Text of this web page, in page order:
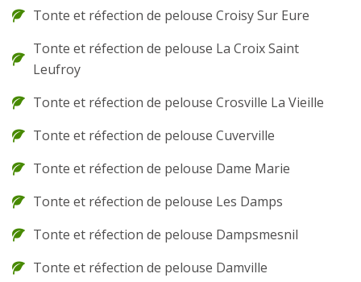
Tonte et réfection de pelouse Croisy Sur Eure
Tonte et réfection de pelouse La Croix Saint
Leufroy
Tonte et réfection de pelouse Crosville La Vieille
Tonte et réfection de pelouse Cuverville
Tonte et réfection de pelouse Dame Marie
Tonte et réfection de pelouse Les Damps
Tonte et réfection de pelouse Dampsmesnil
Tonte et réfection de pelouse Damville